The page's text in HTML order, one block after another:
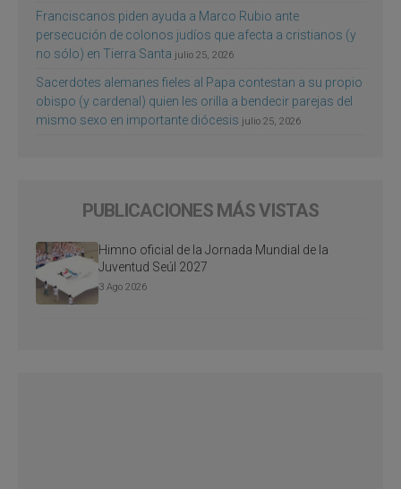
Franciscanos piden ayuda a Marco Rubio ante
persecución de colonos judíos que afecta a cristianos (y
no sólo) en Tierra Santa julio 25, 2026
Sacerdotes alemanes fieles al Papa contestan a su propio
obispo (y cardenal) quien les orilla a bendecir parejas del
mismo sexo en importante diócesis julio 25, 2026
PUBLICACIONES MÁS VISTAS
Himno oficial de la Jornada Mundial de la
Juventud Seúl 2027
3 Ago 2026